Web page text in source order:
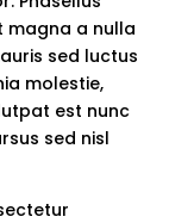
magna a nulla
sed luctus
molestie,
est nunc
sed nisl